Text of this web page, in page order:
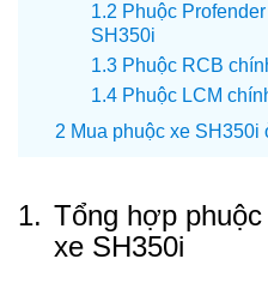
Phuộc
SH350i
Phuộc RCB
Phuộc LCM
Mua phuộc xe SH350i
1. Tổng hợp
xe SH350i